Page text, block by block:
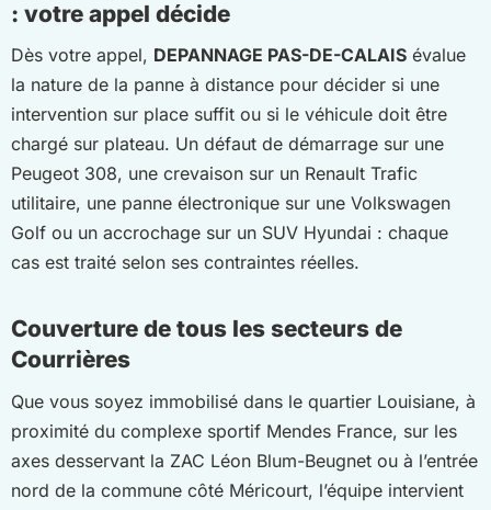
: votre appel décide
Dès votre appel, DEPANNAGE PAS-DE-CALAIS évalue
la nature de la panne à distance pour décider si une
intervention sur place suffit ou si le véhicule doit être
chargé sur plateau. Un défaut de démarrage sur une
Peugeot 308, une crevaison sur un Renault Trafic
utilitaire, une panne électronique sur une Volkswagen
Golf ou un accrochage sur un SUV Hyundai : chaque
cas est traité selon ses contraintes réelles.
Couverture de tous les secteurs de
Courrières
Que vous soyez immobilisé dans le quartier Louisiane, à
proximité du complexe sportif Mendes France, sur les
axes desservant la ZAC Léon Blum-Beugnet ou à l’entrée
nord de la commune côté Méricourt, l’équipe intervient